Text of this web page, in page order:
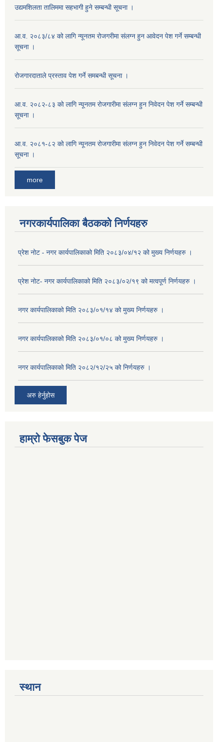
उद्यमशिलता तालिममा सहभागी हुने सम्बन्धी सूचना ।
आ.व. २०८३/८४ को लागि न्यूनतम रोजगरीमा संलग्न हुन आवेदन पेश गर्ने सम्बन्धी
सूचना ।
रोजगारदाताले प्रस्ताव पेश गर्ने समबन्धी सूचना ।
आ.व. २०८२-८३ को लागि न्यूनतम रोजगारीमा संलग्न हुन निवेदन पेश गर्ने सम्बन्धी
सूचना ।
आ.व. २०८१-८२ को लागि न्यूनतम रोजगारीमा संलग्न हुन निवेदन पेश गर्ने सम्बन्धी
सूचना ।
more
नगरकार्यपालिका बैठकको निर्णयहरु
प्रेश नोट - नगर कार्यपालिकाको मिति २०८३/०४/१२ को मुख्य निर्णयहरु ।
प्रेश नोट- नगर कार्यपालिकाको मिति २०८३/०२/१९ को मत्वपूर्ण निर्णयहरु ।
नगर कार्यपालिकाको मिति २०८३/०१/१४ को मुख्य निर्णयहरु ।
नगर कार्यपालिकाको मिति २०८३/०१/०८ को मुख्य निर्णयहरु ।
नगर कार्यपालिकाको मिति २०८२/१२/२५ को निर्णयहरु ।
अरु हेर्नुहोस
हाम्रो फेसबुक पेज
स्थान